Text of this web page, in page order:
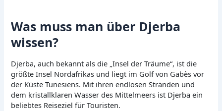
Was muss man über Djerba
wissen?
Djerba, auch bekannt als die „Insel der Träume“, ist die
größte Insel Nordafrikas und liegt im Golf von Gabès vor
der Küste Tunesiens. Mit ihren endlosen Stränden und
dem kristallklaren Wasser des Mittelmeers ist Djerba ein
beliebtes Reiseziel für Touristen.